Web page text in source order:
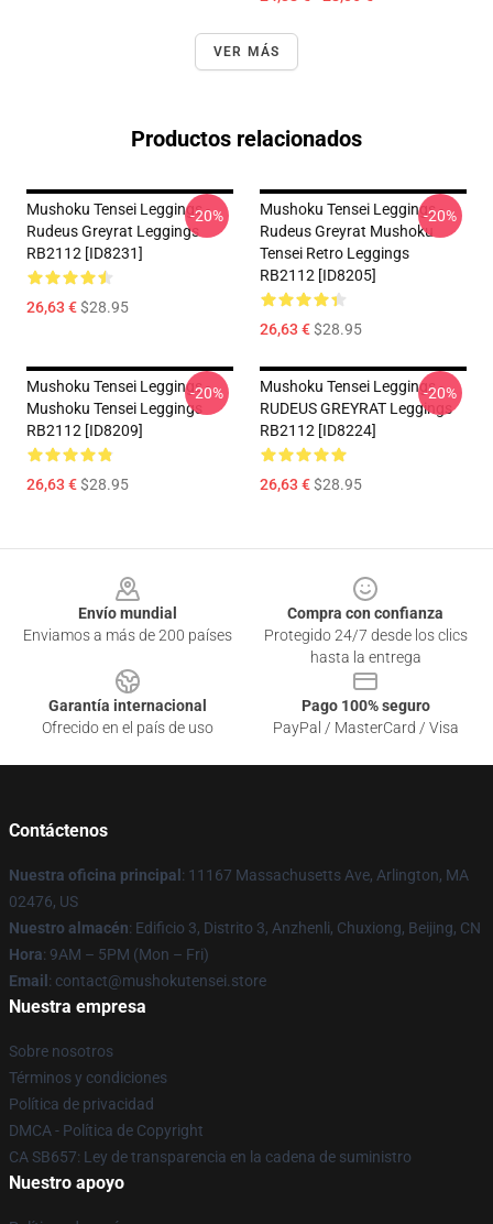
VER MÁS
Productos relacionados
Mushoku Tensei Leggings -
Rudeus Greyrat Leggings
RB2112 [ID8231]
26,63 €$28.95
-20%
Mushoku Tensei Leggings -
Rudeus Greyrat Mushoku
Tensei Retro Leggings
RB2112 [ID8205]
26,63 €$28.95
-20%
Mushoku Tensei Leggings -
Mushoku Tensei Leggings
RB2112 [ID8209]
26,63 €$28.95
-20%
Mushoku Tensei Leggings -
RUDEUS GREYRAT Leggings
RB2112 [ID8224]
26,63 €$28.95
-20%
Envío mundial
Enviamos a más de 200 países
Compra con confianza
Protegido 24/7 desde los clics
hasta la entrega
Garantía internacional
Ofrecido en el país de uso
Pago 100% seguro
PayPal / MasterCard / Visa
Contáctenos
Nuestra oficina principal : 11167 Massachusetts Ave, Arlington, MA
02476, US
Nuestro almacén: Edificio 3, Distrito 3, Anzhenli, Chuxiong, Beijing, CN
Hora: 9AM – 5PM (Mon – Fri)
Email : contact@mushokutensei.store
Nuestra empresa
Sobre nosotros
Términos y condiciones
Política de privacidad
DMCA - Política de Copyright
CA SB657: Ley de transparencia en la cadena de suministro
Nuestro apoyo